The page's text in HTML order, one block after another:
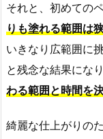
それと、初めての
りも塗れる範囲は
いきなり広範囲に
と残念な結果にな
わる範囲と時間を
綺麗な仕上がりの